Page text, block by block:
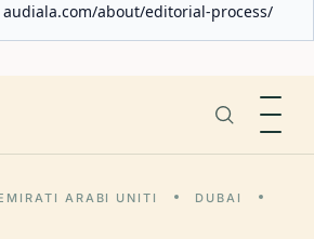
audiala.com/about/editorial-process/
ARABI UNITI
DUBAI